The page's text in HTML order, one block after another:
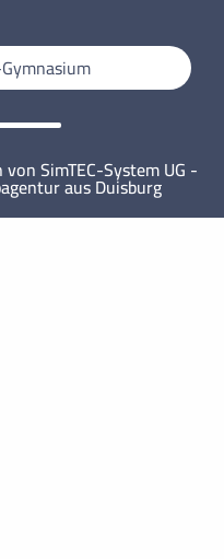
erfolgreich!
2025!
SimTEC-System UG -
aus Duisburg